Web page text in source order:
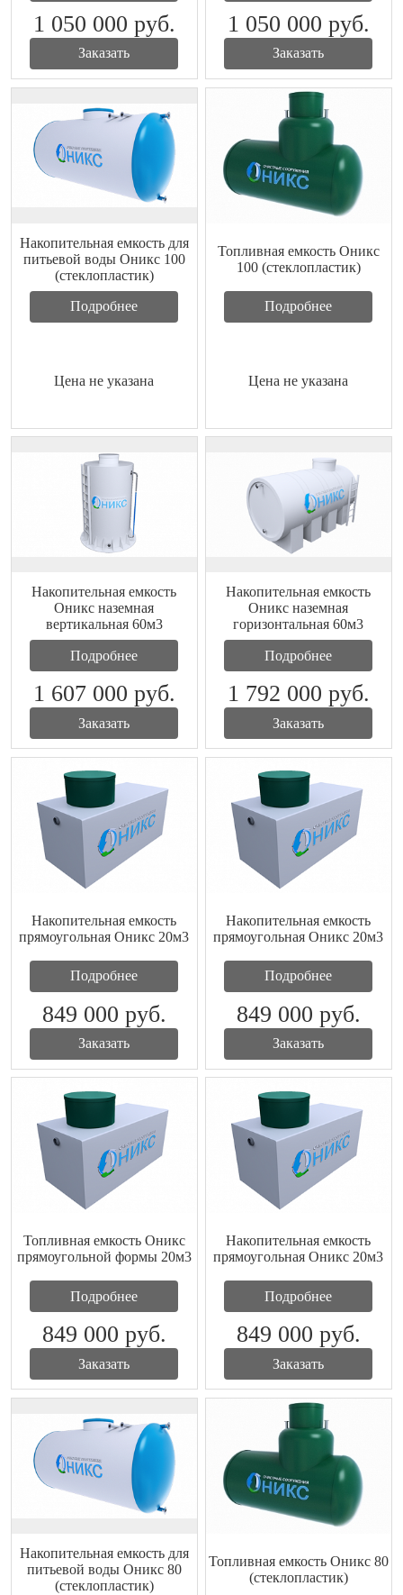
1 050 000 руб.
Заказать
1 050 000 руб.
Заказать
Накопительная емкость для
питьевой воды Оникс 100
(стеклопластик)
Подробнее
Цена не указана
Топливная емкость Оникс
100 (стеклопластик)
Подробнее
Цена не указана
Накопительная емкость
Оникс наземная
вертикальная 60м3
Подробнее
1 607 000 руб.
Заказать
Накопительная емкость
Оникс наземная
горизонтальная 60м3
Подробнее
1 792 000 руб.
Заказать
Накопительная емкость
прямоугольная Оникс 20м3
Подробнее
849 000 руб.
Заказать
Накопительная емкость
прямоугольная Оникс 20м3
Подробнее
849 000 руб.
Заказать
Топливная емкость Оникс
прямоугольной формы 20м3
Подробнее
849 000 руб.
Заказать
Накопительная емкость
прямоугольная Оникс 20м3
Подробнее
849 000 руб.
Заказать
Накопительная емкость для
питьевой воды Оникс 80
(стеклопластик)
Топливная емкость Оникс 80
(стеклопластик)